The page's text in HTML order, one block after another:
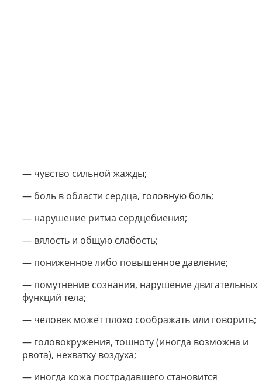
— чувство сильной жажды;
— боль в области сердца, головную боль;
— нарушение ритма сердцебиения;
— вялость и общую слабость;
— пониженное либо повышенное давление;
— помутнение сознания, нарушение двигательных
функций тела;
— человек может плохо соображать или говорить;
— головокружения, тошноту (иногда возможна и
рвота), нехватку воздуха;
— иногда кожа пострадавшего становится